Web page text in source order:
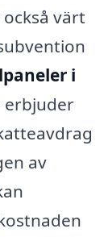
värt
i
erbjuder
av